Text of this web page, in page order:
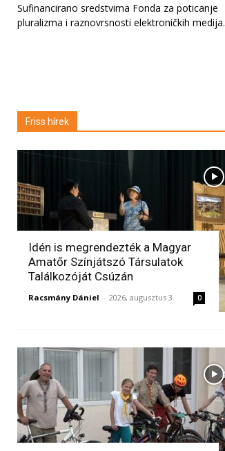
Sufinancirano sredstvima Fonda za poticanje
pluralizma i raznovrsnosti elektroničkih medija.
Friss hírek
Idén is megrendezték a Magyar
Amatőr Színjátszó Társulatok
Találkozóját Csúzán
Racsmány Dániel - 2026, augusztus 3. 0